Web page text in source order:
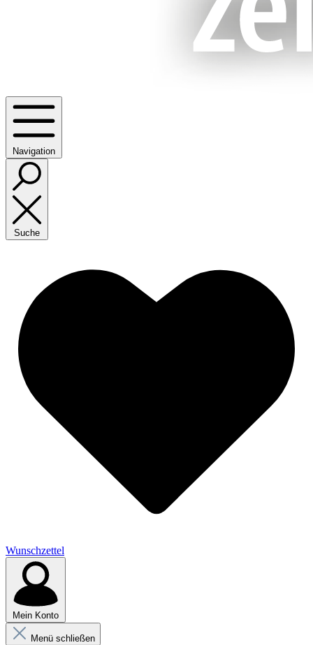
Navigation
Suche
Wunschzettel
Mein Konto
Menü schließen